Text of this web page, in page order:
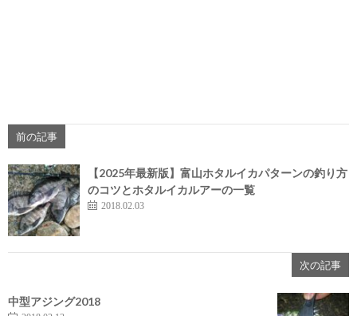
前の記事
【2025年最新版】富山ホタルイカパターンの釣り方
のコツとホタルイカルアーの一覧
2018.02.03
次の記事
中型アジング2018